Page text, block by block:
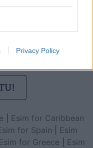
Privacy Policy
Esim for Caribbean
for Spain
Esim
Esim for Greece
Esim